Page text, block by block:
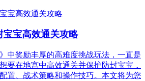
宝宝高效通关攻略
中奖励丰厚的高难度挑战玩法，一直是
要在地宫中高效通关并保护防封宝宝，
置、战术策略和操作技巧。本文将为您